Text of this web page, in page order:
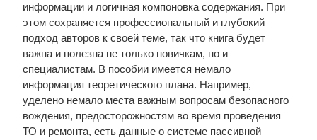
информации и логичная компоновка содержания. При
этом сохраняется профессиональный и глубокий
подход авторов к своей теме, так что книга будет
важна и полезна не только новичкам, но и
специалистам. В пособии имеется немало
информация теоретического плана. Например,
уделено немало места важным вопросам безопасного
вождения, предосторожностям во время проведения
ТО и ремонта, есть данные о системе пассивной